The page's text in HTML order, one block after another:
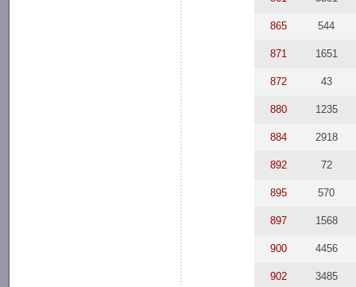
865 544
871 1651
872 43
880 1235
884 2918
892 72
895 570
897 1568
900 4456
902 3485